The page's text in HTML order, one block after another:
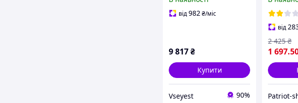
від982₴/міс
9 817₴
Купити
Vseyest 90%
від
1 697
2 425 ₴
Patriot-